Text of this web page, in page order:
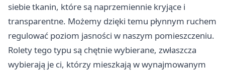
siebie tkanin, które są naprzemiennie kryjące i
transparentne. Możemy dzięki temu płynnym ruchem
regulować poziom jasności w naszym pomieszczeniu.
Rolety tego typu są chętnie wybierane, zwłaszcza
wybierają je ci, którzy mieszkają w wynajmowanym